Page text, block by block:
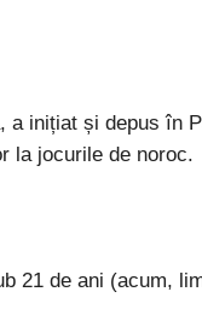
a inițiat și depus în
la jocurile de noroc.
21 de ani (acum,